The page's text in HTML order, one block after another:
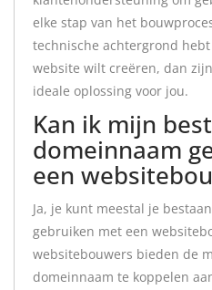
elke stap van het
technische achtergrond
website wilt creëren, dan
ideale oplossing voor jou.
Kan ik mijn
domeinnaam
een
Ja, je kunt meestal je
gebruiken met een
websitebouwers bieden de
domeinnaam te koppelen